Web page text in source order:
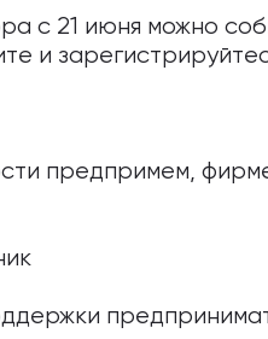
с 21 июня можно
и
предпримем,